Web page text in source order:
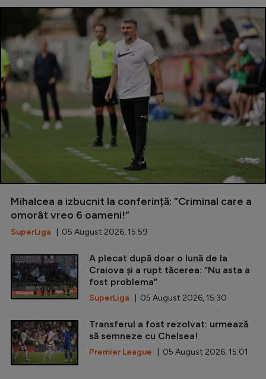
Mihalcea a izbucnit la conferință: ”Criminal care a
omorât vreo 6 oameni!”
SuperLiga | 05 August 2026, 15:59
A plecat după doar o lună de la
Craiova și a rupt tăcerea: ”Nu asta a
fost problema”
SuperLiga | 05 August 2026, 15:30
Transferul a fost rezolvat: urmează
să semneze cu Chelsea!
Premier League | 05 August 2026, 15:01